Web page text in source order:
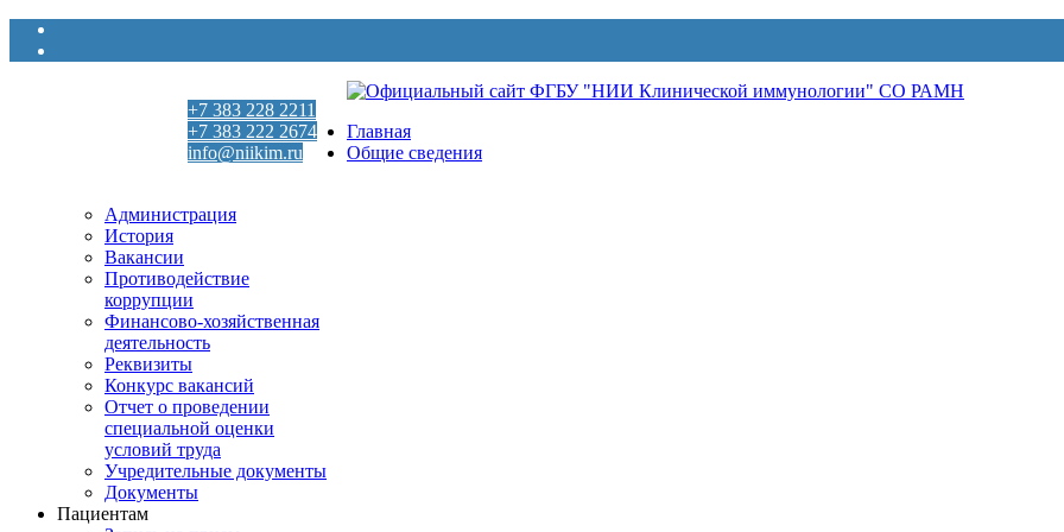
+7 383 228 2211
+7 383 222 2674
info@niikim.ru
Главная
Общие сведения
Администрация
История
Вакансии
Противодействие
коррупции
Финансово-хозяйственная
деятельность
Реквизиты
Конкурс вакансий
Отчет о проведении
специальной оценки
условий труда
Учредительные документы
Документы
Пациентам